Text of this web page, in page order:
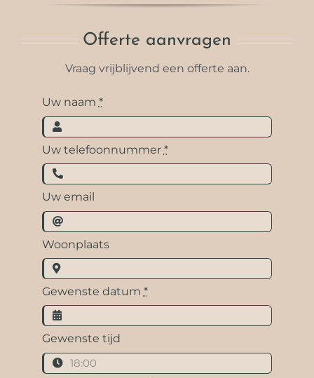
Offerte aanvragen
Vraag vrijblijvend een offerte aan.
Uw naam *
Uw telefoonnummer *
Uw email
Woonplaats
Gewenste datum *
Gewenste tijd